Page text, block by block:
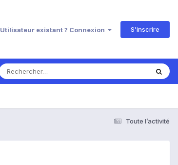
Utilisateur existant ? Connexion S’inscrire
Toute l’activité